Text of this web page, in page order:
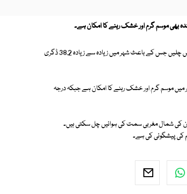
محکمہ موسمیات کے مطابق شہر قائد میں ہفتے کے روز بلوچستان کی گرم اور خشک ہوائیں چلیں جس کے باعث شہر میں زیادہ سے زیادہ 38.2 ڈگری
میں موسم گرم اور خشک رہنے کا امکان ہے جبکہ درجہ
کی شمال مغربی سمت کی ہوائیں چل سکتی ہیں۔